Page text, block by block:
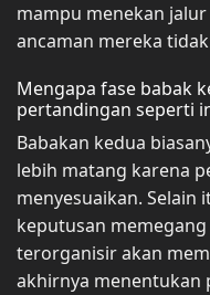
mampu menekan
ancaman mereka
Mengapa fase babak
pertandingan seperti
Babakan kedua
lebih matang karena
menyesuaikan. Selain
keputusan
terorganisir akan
akhirnya menentukan